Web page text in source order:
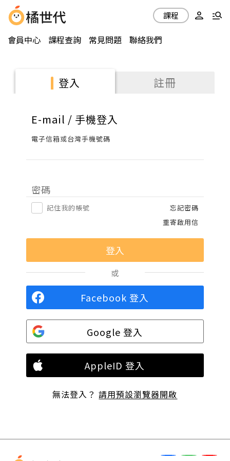
會員中心 課程查詢 常見問題 聯絡我們
課程
登入 註冊
E-mail / 手機登入
電子信箱或台灣手機號碼
密碼
記住我的帳號
忘記密碼
重寄啟用信
或
Facebook 登入
Google 登入
AppleID 登入
無法登入？請用預設瀏覽器開啟